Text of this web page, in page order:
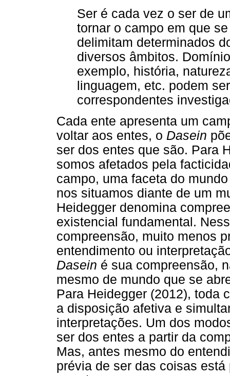
Ser é cada vez o ser de
tornar o campo em que
delimitam determinados
diversos âmbitos.
exemplo, história,
linguagem, etc. podem
correspondentes
Cada ente apresenta um
voltar aos entes, o Dasein
ser dos entes que são. Para
somos afetados pela
campo, uma faceta do
nos situamos diante de um
Heidegger denomina
existencial fundamental.
compreensão, muito menos
entendimento ou
Dasein é sua compreensão,
mesmo de mundo que se
Para Heidegger (2012), toda
a disposição afetiva e
interpretações. Um dos
ser dos entes a partir da
Mas, antes mesmo do
prévia de ser das coisas